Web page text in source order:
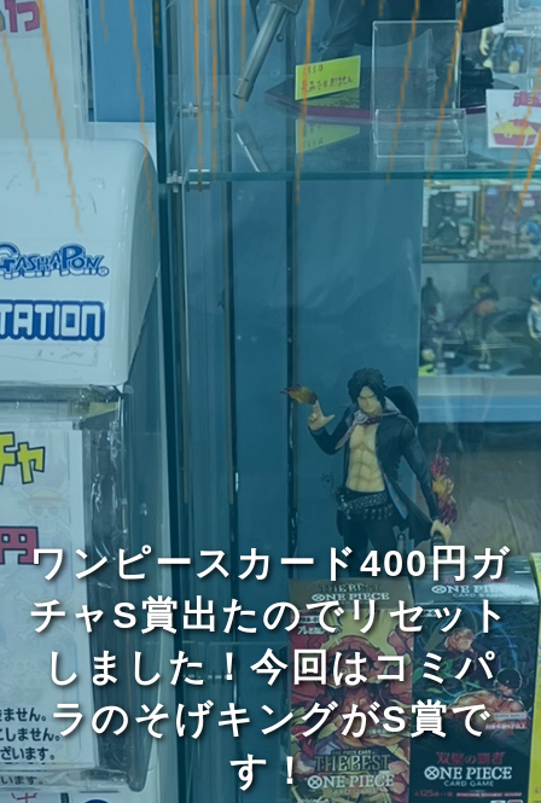
ワンピースカード400円ガ
チャS賞出たのでリセット
しました！今回はコミパ
ラのそげキングがS賞で
す！